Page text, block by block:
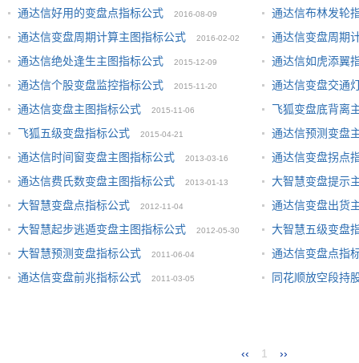
通达信好用的变盘点指标公式
2016-08-09
通达信布林发轮
通达信变盘周期计算主图指标公式
2016-02-02
通达信变盘周期
公式
2016-01-28
通达信绝处逢生主图指标公式 2015-12-09
通达信如虎添翼
通达信个股变盘监控指标公式
2015-11-20
通达信变盘交通
通达信变盘主图指标公式
2015-11-06
飞狐变盘底背离
飞狐五级变盘指标公式
2015-04-21
通达信预测变盘
通达信时间窗变盘主图指标公式
2013-03-16
通达信变盘拐点
通达信费氏数变盘主图指标公式
2013-01-13
大智慧变盘提示
大智慧变盘点指标公式
2012-11-04
通达信变盘出货
大智慧起步逃遁变盘主图指标公式
2012-05-30
大智慧五级变盘
大智慧预测变盘指标公式
2011-06-04
通达信变盘点指
通达信变盘前兆指标公式
2011-03-05 同花顺放空段持
‹‹ 1 ››